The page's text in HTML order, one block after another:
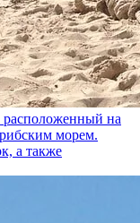
на
морем.
а также